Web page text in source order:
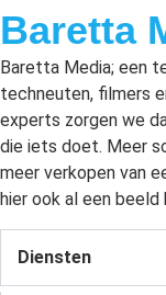
Baretta
Baretta Media; een
techneuten, filmers
experts zorgen we
die iets doet. Meer
meer verkopen van
hier ook al een beeld
Diensten